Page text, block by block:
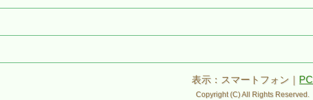
表示：スマートフォン｜ PC
Copyright (C) All Rights Reserved.